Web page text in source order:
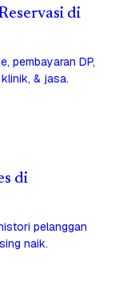
di
pembayaran DP,
& jasa.
di
pelanggan
naik.